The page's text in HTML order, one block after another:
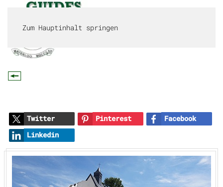
Zum Hauptinhalt springen
Twitter Pinterest
Facebook
Linkedin